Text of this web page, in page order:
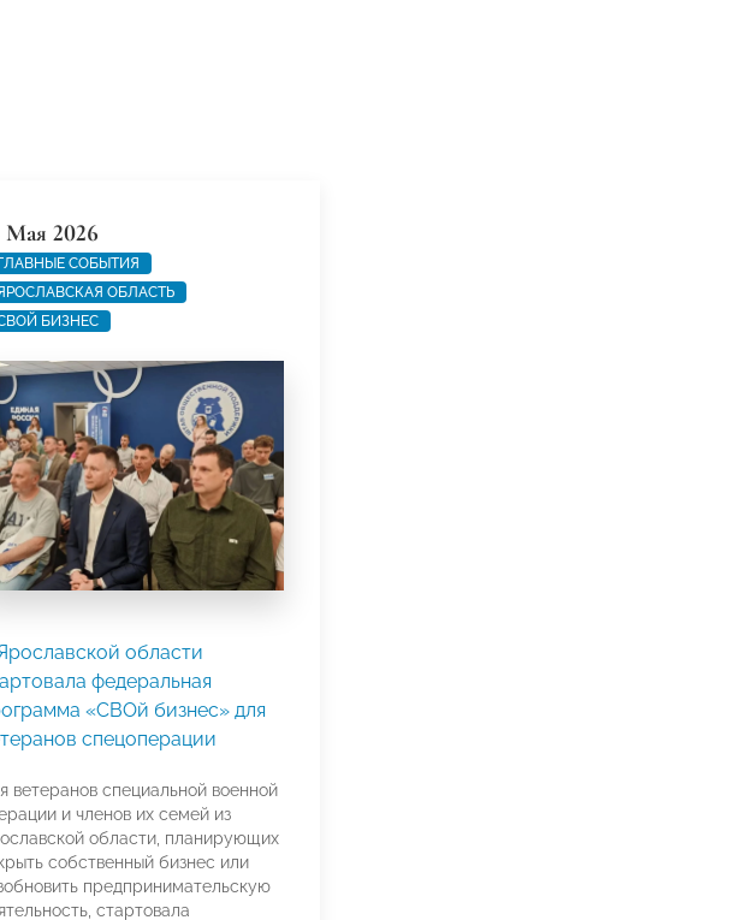
Мая 2026
ГЛАВНЫЕ СОБЫТИЯ
ОБЛАСТЬ
БИЗНЕС
области
федеральная
«СВОй бизнес» для
спецоперации
ветеранов специальной военной
и членов их семей из
области, планирующих
собственный бизнес или
предпринимательскую
стартовала